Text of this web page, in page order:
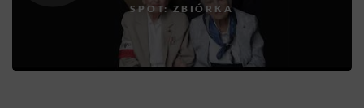
SPOT: ZBIÓRKA